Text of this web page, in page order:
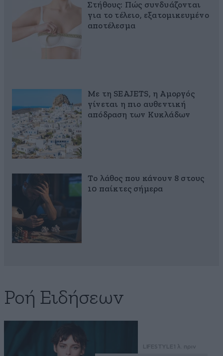
Στήθους: Πώς συνδυάζονται
για το τέλειο, εξατομικευμένο
αποτέλεσμα
Με τη SEAJETS, η Αμοργός
γίνεται η πιο αυθεντική
απόδραση των Κυκλάδων
Το λάθος που κάνουν 8 στους
10 παίκτες σήμερα
Ροή Ειδήσεων
LIFESTYLE 1 λ. πριν